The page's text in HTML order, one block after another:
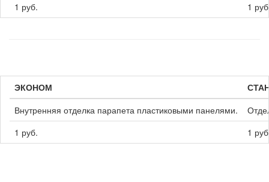
1 руб.
1
ЭКОНОМ
Внутренняя отделка парапета пластиковыми панелями.
1 руб.
1